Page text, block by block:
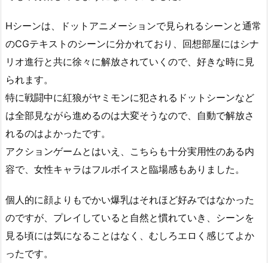
Hシーンは、ドットアニメーションで見られるシーンと通常
のCGテキストのシーンに分かれており、回想部屋にはシナ
リオ進行と共に徐々に解放されていくので、好きな時に見
られます。
特に戦闘中に紅狼がヤミモンに犯されるドットシーンなど
は全部見ながら進めるのは大変そうなので、自動で解放さ
れるのはよかったです。
アクションゲームとはいえ、こちらも十分実用性のある内
容で、女性キャラはフルボイスと臨場感もありました。
個人的に顔よりもでかい爆乳はそれほど好みではなかった
のですが、プレイしていると自然と慣れていき、シーンを
見る頃には気になることはなく、むしろエロく感じてよか
ったです。